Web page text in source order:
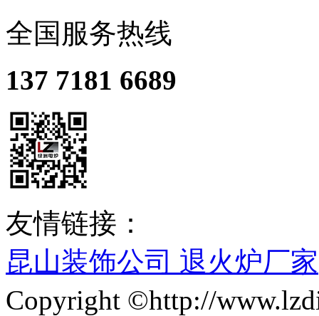
全国服务热线
137 7181 6689
友情链接：
昆山装饰公司 退火炉厂家
Copyright ©http://